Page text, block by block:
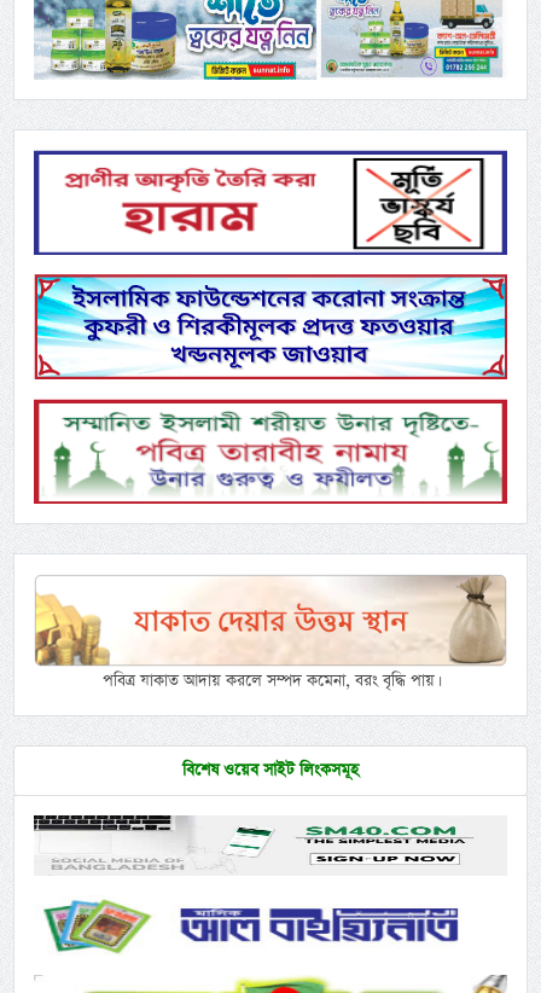
পবিত্র যাকাত আদায় করলে সম্পদ কমেনা, বরং বৃদ্ধি পায়।
বিশেষ ওয়েব সাইট লিংকসমূহ